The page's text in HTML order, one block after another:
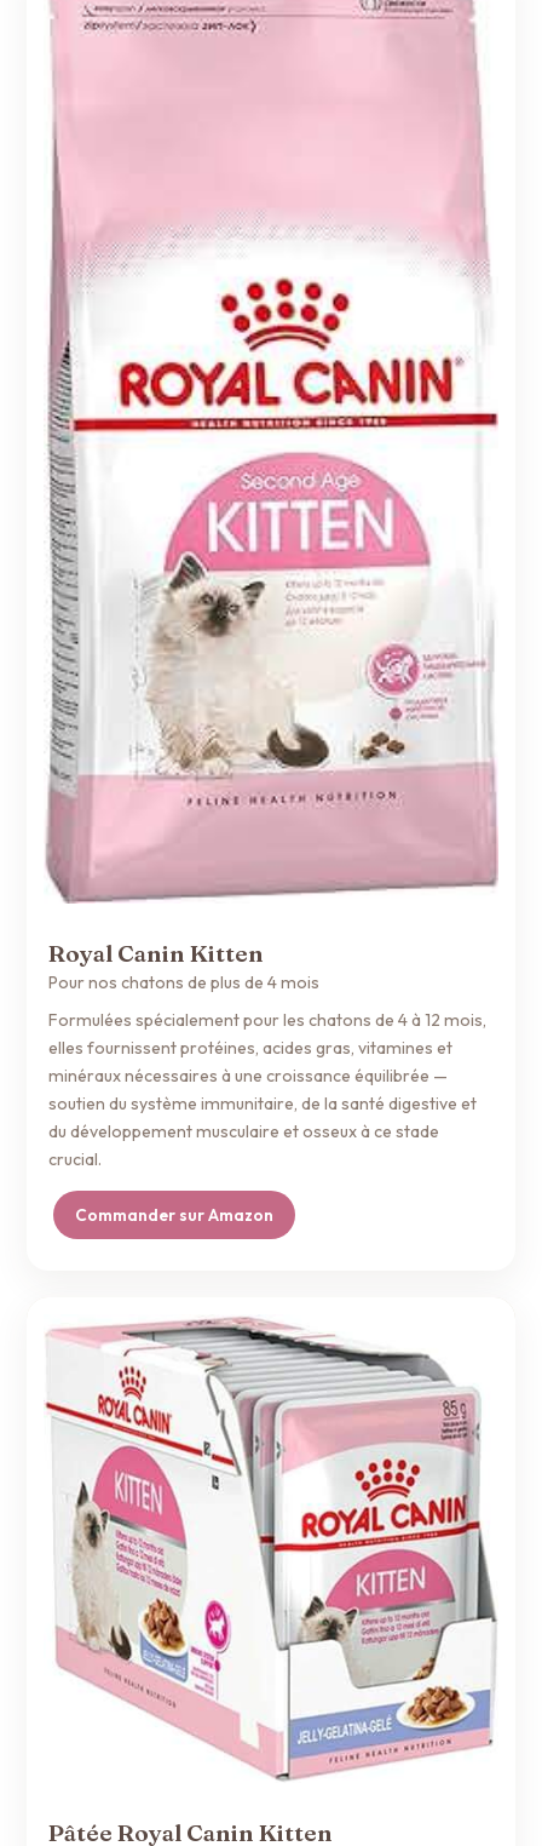
Royal Canin Kitten
Pour nos chatons de plus de 4 mois
Formulées spécialement pour les chatons de 4 à 12 mois,
elles fournissent protéines, acides gras, vitamines et
minéraux nécessaires à une croissance équilibrée —
soutien du système immunitaire, de la santé digestive et
du développement musculaire et osseux à ce stade
crucial.
Commander sur Amazon
Pâtée Royal Canin Kitten